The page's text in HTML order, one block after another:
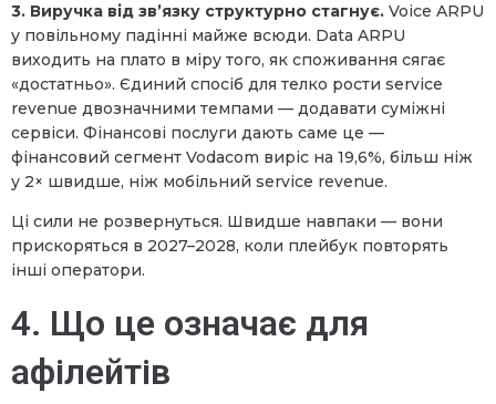
3. Виручка від зв’язку структурно стагнує. Voice ARPU
у повільному падінні майже всюди. Data ARPU
виходить на плато в міру того, як споживання сягає
«достатньо». Єдиний спосіб для телко рости service
revenue двозначними темпами — додавати суміжні
сервіси. Фінансові послуги дають саме це —
фінансовий сегмент Vodacom виріс на 19,6%, більш ніж
у 2× швидше, ніж мобільний service revenue.
Ці сили не розвернуться. Швидше навпаки — вони
прискоряться в 2027–2028, коли плейбук повторять
інші оператори.
4. Що це означає для
афілейтів